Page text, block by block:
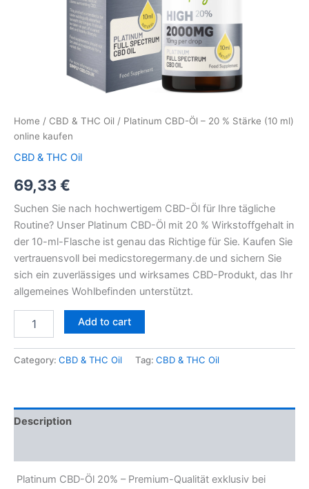
Home / CBD & THC Oil / Platinum CBD-Öl – 20 % Stärke (10 ml)
online kaufen
CBD & THC Oil
69,33€
Suchen Sie nach hochwertigem CBD-Öl für Ihre tägliche
Routine? Unser Platinum CBD-Öl mit 20 % Wirkstoffgehalt in
der 10-ml-Flasche ist genau das Richtige für Sie. Kaufen Sie
vertrauensvoll bei medicstoregermany.de und sichern Sie
sich ein zuverlässiges und wirksames CBD-Produkt, das Ihr
allgemeines Wohlbefinden unterstützt.
Add to cart
Category: CBD & THC Oil Tag: CBD & THC Oil
Description
Platinum CBD-Öl 20% – Premium-Qualität exklusiv bei